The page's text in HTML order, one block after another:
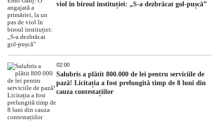
viol în biroul instituției: „S-a dezbrăcat gol-pușcă”
02:00
Salubris a plătit 800.000 de lei pentru serviciile de
pază! Licitația a fost prelungită timp de 8 luni din
cauza contestațiilor